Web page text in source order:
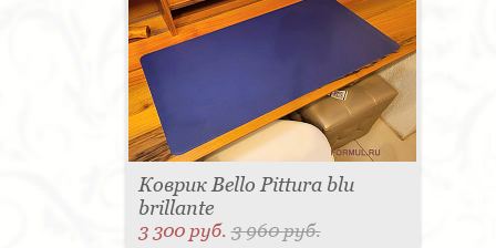
Коврик Bello Pittura blu
brillante
3 300 руб.3 960 руб.